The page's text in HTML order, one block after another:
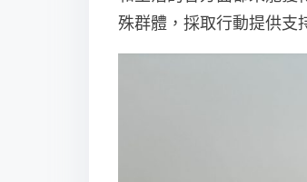
殊群體，採取行動提供支